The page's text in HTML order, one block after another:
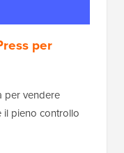
per
per vendere
il pieno controllo